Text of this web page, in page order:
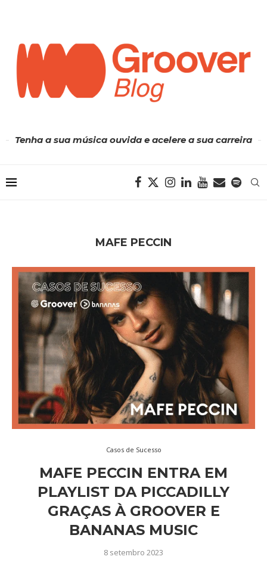
Tenha a sua música ouvida e acelere a sua carreira
MAFE PECCIN
Casos de Sucesso
MAFE PECCIN ENTRA EM
PLAYLIST DA PICCADILLY
GRAÇAS À GROOVER E
BANANAS MUSIC
8 setembro 2023